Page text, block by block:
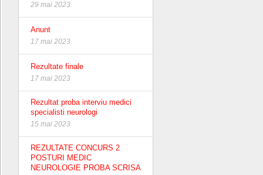
29 mai 2023
Anunt
17 mai 2023
Rezultate finale
17 mai 2023
Rezultat proba interviu medici
specialisti neurologi
15 mai 2023
REZULTATE CONCURS 2
POSTURI MEDIC
NEUROLOGIE PROBA SCRISA